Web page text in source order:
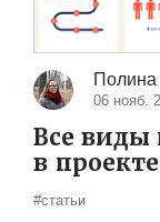
Полина
06 нояб.
Все
в
#статьи